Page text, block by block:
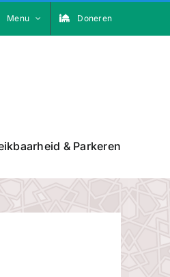
Menu Doneren
& Parkeren